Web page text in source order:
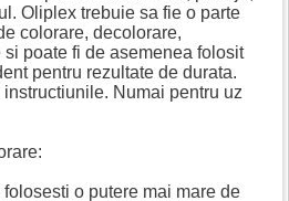
Oliplex trebuie sa fie o parte
colorare, decolorare,
poate fi de asemenea folosit
pentru rezultate de durata.
Numai pentru uz
o putere mai mare de